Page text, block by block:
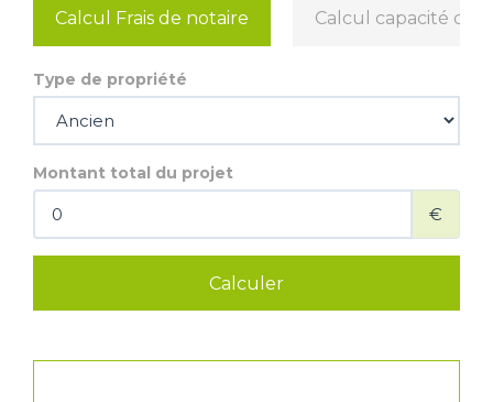
Calcul Frais de notaire Calcul capacité